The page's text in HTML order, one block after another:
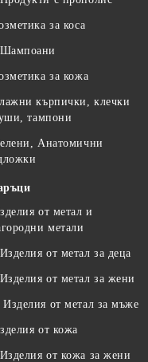
за коса
Шампоани
за кожа
кърпички, клечки
тампони
Анатомични
от метал и
метали
Изделия от метал за деца
Изделия от метал за жени
Изделия от метал за мъже
от кожа
Изделия от кожа за жени